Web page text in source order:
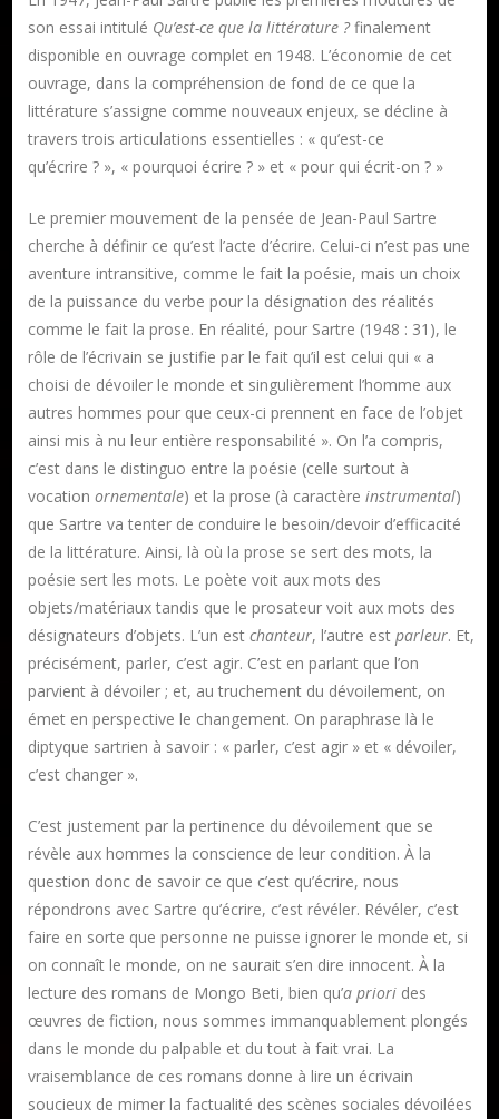
son essai intitulé Qu’est-ce que la littérature ?finalement
disponible en ouvrage complet en 1948. L’économie de cet
ouvrage, dans la compréhension de fond de ce que la
littérature s’assigne comme nouveaux enjeux, se décline à
travers trois articulations essentielles : « qu’est-ce
qu’écrire ? », « pourquoi écrire ? » et « pour qui écrit-on ? »
Le premier mouvement de la pensée de Jean-Paul Sartre
cherche à définir ce qu’est l’acte d’écrire. Celui-ci n’est pas une
aventure intransitive, comme le fait la poésie, mais un choix
de la puissance du verbe pour la désignation des réalités
comme le fait la prose. En réalité, pour Sartre (1948 : 31), le
rôle de l’écrivain se justifie par le fait qu’il est celui qui « a
choisi de dévoiler le monde et singulièrement l’homme aux
autres hommes pour que ceux-ci prennent en face de l’objet
ainsi mis à nu leur entière responsabilité ». On l’a compris,
c’est dans le distinguo entre la poésie (celle surtout à
vocationornementale) et la prose (à caractèreinstrumental)
que Sartre va tenter de conduire le besoin/devoir d’efficacité
de la littérature. Ainsi, là où la prose se sert des mots, la
poésie sert les mots. Le poète voit aux mots des
objets/matériaux tandis que le prosateur voit aux mots des
désignateurs d’objets. L’un estchanteur, l’autre estparleur. Et,
précisément, parler, c’est agir. C’est en parlant que l’on
parvient à dévoiler ; et, au truchement du dévoilement, on
émet en perspective le changement. On paraphrase là le
diptyque sartrien à savoir : « parler, c’est agir » et « dévoiler,
c’est changer ».
C’est justement par la pertinence du dévoilement que se
révèle aux hommes la conscience de leur condition. À la
question donc de savoir ce que c’est qu’écrire, nous
répondrons avec Sartre qu’écrire, c’est révéler. Révéler, c’est
faire en sorte que personne ne puisse ignorer le monde et, si
on connaît le monde, on ne saurait s’en dire innocent. À la
lecture des romans de Mongo Beti, bien qu’a priori des
œuvres de fiction, nous sommes immanquablement plongés
dans le monde du palpable et du tout à fait vrai. La
vraisemblance de ces romans donne à lire un écrivain
soucieux de mimer la factualité des scènes sociales dévoilées